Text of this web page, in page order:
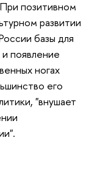
позитивном
развитии
базы для
появление
ногах
его
"внушает